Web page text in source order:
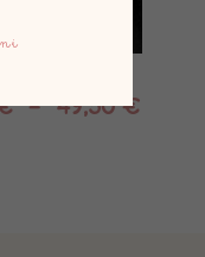
– 49,50€